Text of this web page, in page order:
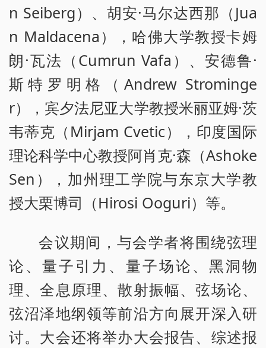
n Seiberg）、胡安·马尔达西那（Jua
n Maldacena），哈佛大学教授卡姆
朗·瓦法（Cumrun Vafa）、安德鲁·
斯特罗明格（Andrew Strominge
r），宾夕法尼亚大学教授米丽亚姆·茨
韦蒂克（Mirjam Cvetic），印度国际
理论科学中心教授阿肖克·森（Ashoke
Sen），加州理工学院与东京大学教
授大栗博司（Hirosi Ooguri）等。
会议期间，与会学者将围绕弦理
论、量子引力、量子场论、黑洞物
理、全息原理、散射振幅、弦场论、
弦沼泽地纲领等前沿方向展开深入研
讨。大会还将举办大会报告、综述报